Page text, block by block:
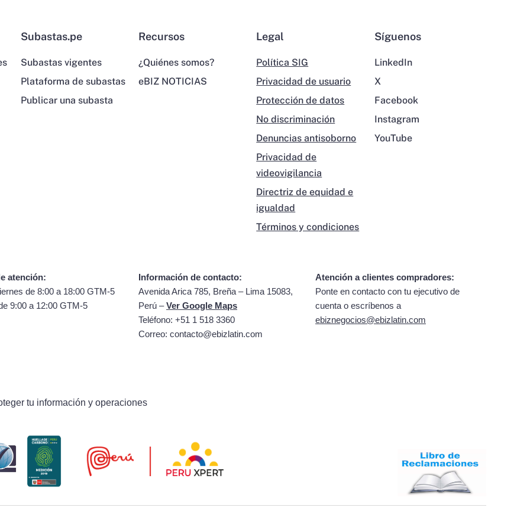
Subastas.pe
Subastas vigentes
Plataforma de subastas
Publicar una subasta
Recursos
¿Quiénes somos?
eBIZ NOTICIAS
Legal
Política SIG
Privacidad de usuario
Protección de datos
No discriminación
Denuncias antisoborno
Privacidad de
videovigilancia
Directriz de equidad e
igualdad
Términos y condiciones
Síguenos
LinkedIn
X
Facebook
Instagram
YouTube
atención:
de 8:00 a 18:00 GTM-5
9:00 a 12:00 GTM-5
Información de contacto:
Avenida Arica 785, Breña – Lima 15083,
Perú –Ver Google Maps
Teléfono: +51 1 518 3360
Correo: contacto@ebizlatin.com
Atención a clientes compradores:
Ponte en contacto con tu ejecutivo de
cuenta o escríbenos a
ebiznegocios@ebizlatin.com
tu información y operaciones